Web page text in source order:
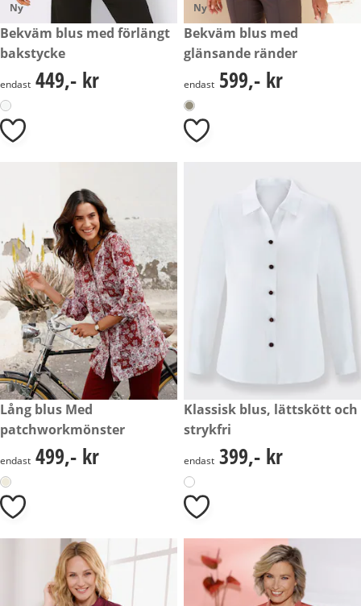
Ny
449,- kr
Bekväm blus med förlängt
bakstycke
449,- kr
endast 449,- kr
Ny
599,- kr
Bekväm blus med
glänsande ränder
599,- kr
endast 599,- kr
Ny
499,- kr
Lång blus Med
patchworkmönster
499,- kr
endast 499,- kr
399,- kr
Klassisk blus, lättskött och
strykfri
399,- kr
endast 399,- kr